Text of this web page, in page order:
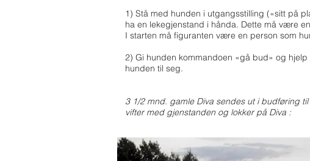
1) Stå med hunden i utgangsstilling («sitt på
ha en lekegjenstand i hånda. Dette må være
I starten må figuranten være en person som
2) Gi hunden kommandoen «gå bud» og
hunden til seg.
3 1/2 mnd. gamle Diva sendes ut i budføring
vifter med gjenstanden og lokker på Diva :